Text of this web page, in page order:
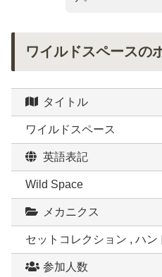
ワイルドスペースの
タイトル
ワイルドスペース
英語表記
Wild Space
メカニクス
セットコレクション , ハン
参加人数